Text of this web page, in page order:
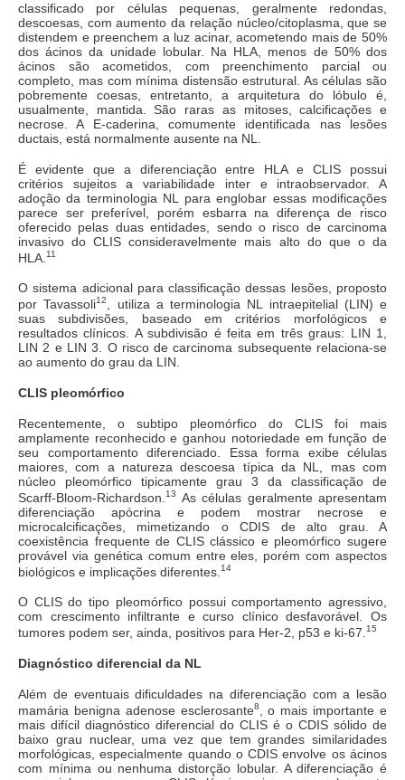
classificado por células pequenas, geralmente redondas,
descoesas, com aumento da relação núcleo/citoplasma, que se
distendem e preenchem a luz acinar, acometendo mais de 50%
dos ácinos da unidade lobular. Na HLA, menos de 50% dos
ácinos são acometidos, com preenchimento parcial ou
completo, mas com mínima distensão estrutural. As células são
pobremente coesas, entretanto, a arquitetura do lóbulo é,
usualmente, mantida. São raras as mitoses, calcificações e
necrose. A E-caderina, comumente identificada nas lesões
ductais, está normalmente ausente na NL.
É evidente que a diferenciação entre HLA e CLIS possui
critérios sujeitos a variabilidade inter e intraobservador. A
adoção da terminologia NL para englobar essas modificações
parece ser preferível, porém esbarra na diferença de risco
oferecido pelas duas entidades, sendo o risco de carcinoma
invasivo do CLIS consideravelmente mais alto do que o da
HLA. 11
O sistema adicional para classificação dessas lesões, proposto
por Tavassoli12
, utiliza a terminologia NL intraepitelial (LIN) e
suas subdivisões, baseado em critérios morfológicos e
resultados clínicos. A subdivisão é feita em três graus: LIN 1,
LIN 2 e LIN 3. O risco de carcinoma subsequente relaciona-se
ao aumento do grau da LIN.
CLIS pleomórfico
Recentemente, o subtipo pleomórfico do CLIS foi mais
amplamente reconhecido e ganhou notoriedade em função de
seu comportamento diferenciado. Essa forma exibe células
maiores, com a natureza descoesa típica da NL, mas com
núcleo pleomórfico tipicamente grau 3 da classificação de
Scarff-Bloom-Richardson. 13
As células geralmente apresentam
diferenciação apócrina e podem mostrar necrose e
microcalcificações, mimetizando o CDIS de alto grau. A
coexistência frequente de CLIS clássico e pleomórfico sugere
provável via genética comum entre eles, porém com aspectos
biológicos e implicações diferentes. 14
O CLIS do tipo pleomórfico possui comportamento agressivo,
com crescimento infiltrante e curso clínico desfavorável. Os
tumores podem ser, ainda, positivos para Her-2, p53 e ki-67. 15
Diagnóstico diferencial da NL
Além de eventuais dificuldades na diferenciação com a lesão
mamária benigna adenose esclerosante8
, o mais importante e
mais difícil diagnóstico diferencial do CLIS é o CDIS sólido de
baixo grau nuclear, uma vez que tem grandes similaridades
morfológicas, especialmente quando o CDIS envolve os ácinos
com mínima ou nenhuma distorção lobular. A diferenciação é